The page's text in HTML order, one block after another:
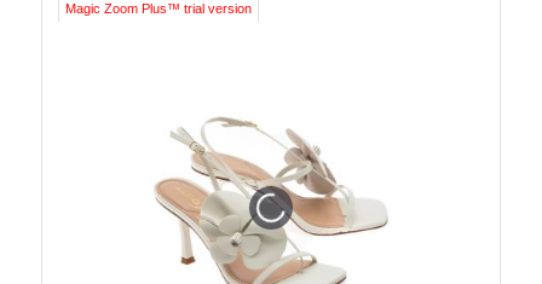
Magic Zoom Plus™ trial version